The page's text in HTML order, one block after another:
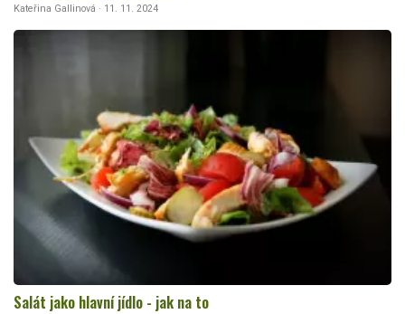
Kateřina Gallinová · 11. 11. 2024
Salát jako hlavní jídlo - jak na to